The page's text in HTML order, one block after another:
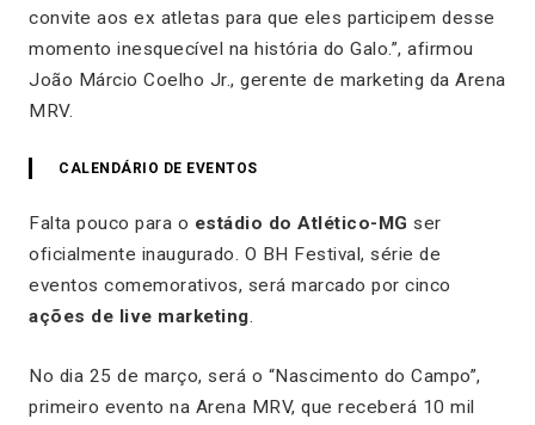
convite aos ex atletas para que eles participem desse
momento inesquecível na história do Galo.”, afirmou
João Márcio Coelho Jr., gerente de marketing da Arena
MRV.
CALENDÁRIO DE EVENTOS
Falta pouco para o estádio do Atlético-MG ser
oficialmente inaugurado. O BH Festival, série de
eventos comemorativos, será marcado por cinco
ações de live marketing.
No dia 25 de março, será o “Nascimento do Campo”,
primeiro evento na Arena MRV, que receberá 10 mil